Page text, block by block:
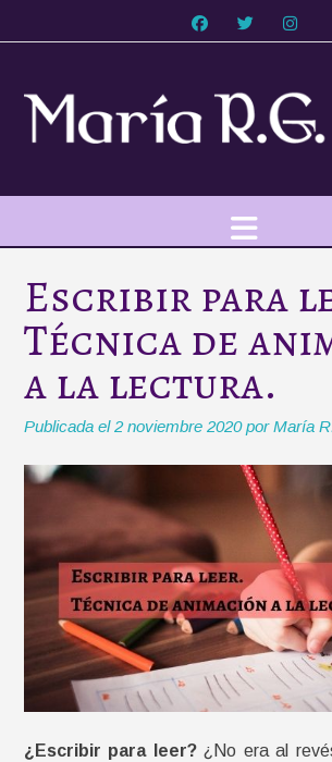
al
Escribir para
Técnica de
a la lectura.
Publicada el2 noviembre 2020porMaría
¿Escribir para leer?¿No era al